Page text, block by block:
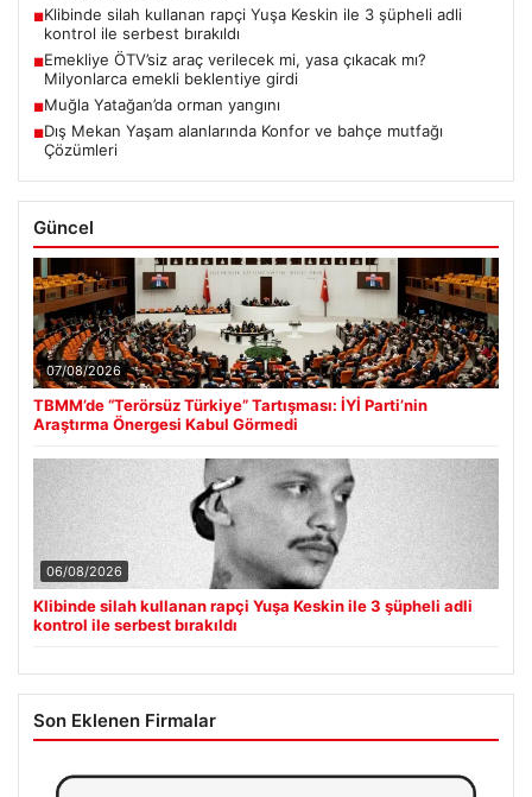
■Klibinde silah kullanan rapçi Yuşa Keskin ile 3 şüpheli adli
kontrol ile serbest bırakıldı
■Emekliye ÖTV’siz araç verilecek mi, yasa çıkacak mı?
Milyonlarca emekli beklentiye girdi
■Muğla Yatağan’da orman yangını
■Dış Mekan Yaşam alanlarında Konfor ve bahçe mutfağı
Çözümleri
Güncel
07/08/2026
TBMM’de “Terörsüz Türkiye” Tartışması: İYİ Parti’nin
Araştırma Önergesi Kabul Görmedi
06/08/2026
Klibinde silah kullanan rapçi Yuşa Keskin ile 3 şüpheli adli
kontrol ile serbest bırakıldı
Son Eklenen Firmalar